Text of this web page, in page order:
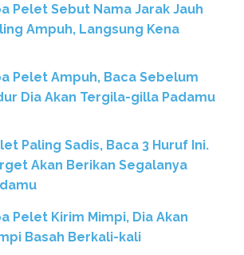
Pelet Sebut Nama Jarak Jauh
Ampuh, Langsung Kena
Pelet Ampuh, Baca Sebelum
Dia Akan Tergila-gilla Padamu
Paling Sadis, Baca 3 Huruf Ini.
Akan Berikan Segalanya
Pelet Kirim Mimpi, Dia Akan
Basah Berkali-kali